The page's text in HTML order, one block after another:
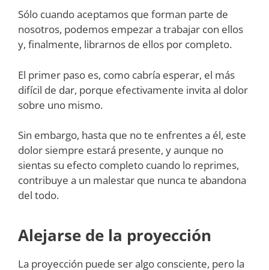
Sólo cuando aceptamos que forman parte de
nosotros, podemos empezar a trabajar con ellos
y, finalmente, librarnos de ellos por completo.
El primer paso es, como cabría esperar, el más
difícil de dar, porque efectivamente invita al dolor
sobre uno mismo.
Sin embargo, hasta que no te enfrentes a él, este
dolor siempre estará presente, y aunque no
sientas su efecto completo cuando lo reprimes,
contribuye a un malestar que nunca te abandona
del todo.
Alejarse de la proyección
La proyección puede ser algo consciente, pero la